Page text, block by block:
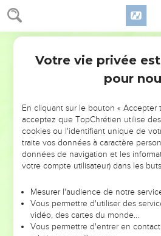
Romains 8
et nous ? Nos soucis ou nos
sommes persécutés, que nous
ou d’argent, est-ce parce qu’il ne
violente, est-ce le signe que Dieu
Non, car l’Écriture nous rapporte
en danger de mort. On nous
destinées à l’abattoir.
Mais dans tous ces combats,
est près de nous ; avec lui nous
allons de victoire en victoire.
Oui, j’en ai l’absolue certitude,
arracher à l’amour de Dieu : ni la
ni les puissances infernales, ni les
Votre vie privée
pour
En cliquant sur le bouton « Accepter
acceptez que TopChrétien utilise
cookies ou l'identifiant unique de
traite vos données à caractère
données de navigation et les
votre compte utilisateur) dans les
Mesurer l'audience de notre
Vous permettre d'utiliser des
vidéo, des cartes du monde…
Vous permettre d'entrer en